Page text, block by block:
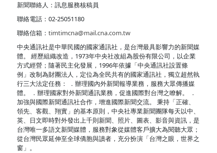
新聞聯絡人：訊息服務核稿員
聯絡電話：02-25051180
聯絡信箱： timtimcna@mail.cna.com.tw
中央通訊社是中華民國的國家通訊社，是台灣最具影響力的新聞媒
體。 經歷組織改造，1973年中央社改組為股份有限公司，以企業
方式經營；隨著民主化發展，1996年依據「中央通訊社設置條
例」改制為財團法人，定位為全民共有的國家通訊社，獨立超然執
行三大法定任務： ．辦理國內外新聞報導業務，服務大眾傳播媒
體。 ．辦理國家對外新聞通訊業務，促進國際對台灣之瞭解。 ．
加強與國際新聞通訊社合作，增進國際新聞交流。 秉持「正確、
領先、客觀、翔實」的基本原則，中央社專業新聞團隊每天以中、
英、日文即時對外發出上千則新聞、照片、圖表、影音與資訊，是
台灣唯一多語文新聞媒體，服務對象從媒體客戶擴大為閱聽大眾；
從台灣民眾延伸至全球僑胞與讀者，充分扮演「台灣之眼，世界之
窗」。